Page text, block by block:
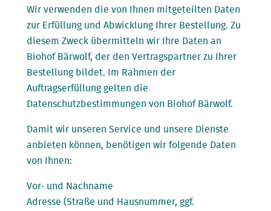
Wir verwenden die von Ihnen mitgeteilten Daten
zur Erfüllung und Abwicklung Ihrer Bestellung. Zu
diesem Zweck übermitteln wir Ihre Daten an
Biohof Bärwolf, der den Vertragspartner zu Ihrer
Bestellung bildet. Im Rahmen der
Auftragserfüllung gelten die
Datenschutzbestimmungen von Biohof Bärwolf.
Damit wir unseren Service und unsere Dienste
anbieten können, benötigen wir folgende Daten
von Ihnen:
Vor- und Nachname
Adresse (Straße und Hausnummer, ggf.